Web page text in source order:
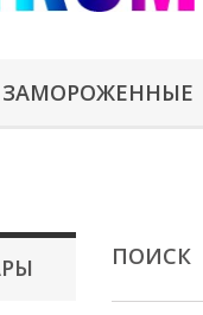
ЗАМОРОЖЕННЫЕ
ПОИСК